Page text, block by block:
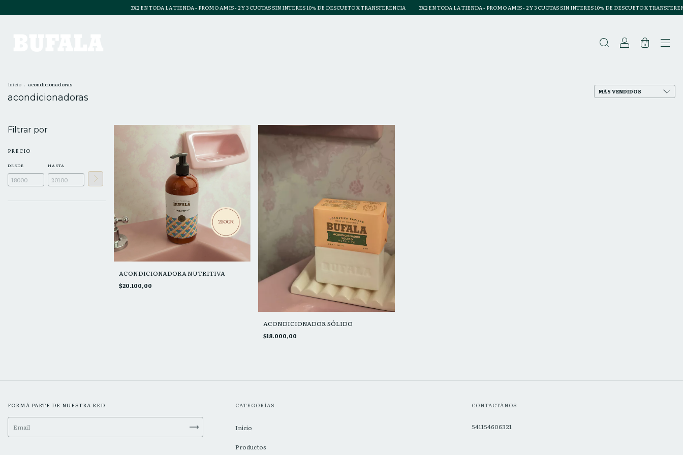
3X2 EN TODA LA TIENDA - PROMO AMIS - 2 Y 3 CUOTAS SIN INTERES 10% DE DESCUETO X TRANSFERENCIA 3X2 EN TODA LA TIENDA - PROMO AMIS - 2 Y 3 CUOTAS SIN INTERES 10% DE DESCUETO X TRANSFERENCIA
0
Inicio . acondicionadoras
acondicionadoras
Filtrar por
PRECIO
DESDE HASTA
ACONDICIONADORA NUTRITIVA
$20.100,00
ACONDICIONADOR SÓLIDO
$18.000,00
FORMÁ PARTE DE NUESTRA RED CATEGORÍAS
Inicio
Productos
CONTACTÁNOS
541154606321